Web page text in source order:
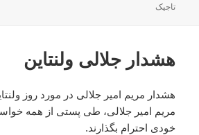
در
تاجیک
هشدار جلالی ولنتاین
هشدار مریم امیر جلالی در مورد روز
مریم امیر جلالی، طی پستی از همه
خودی احترام بگذارند.